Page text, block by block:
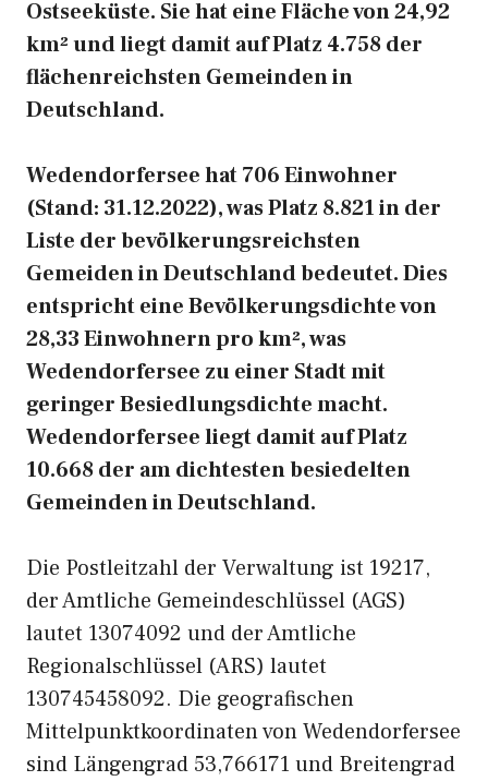
Ostseeküste. Sie hat eine Fläche von 24,92
km² und liegt damit auf Platz 4.758 der
flächenreichsten Gemeinden in
Deutschland.
Wedendorfersee hat 706 Einwohner
(Stand: 31.12.2022), was Platz 8.821 in der
Liste der bevölkerungsreichsten
Gemeiden in Deutschland bedeutet. Dies
entspricht eine Bevölkerungsdichte von
28,33 Einwohnern pro km², was
Wedendorfersee zu einer Stadt mit
geringer Besiedlungsdichte macht.
Wedendorfersee liegt damit auf Platz
10.668 der am dichtesten besiedelten
Gemeinden in Deutschland.
Die Postleitzahl der Verwaltung ist 19217,
der Amtliche Gemeindeschlüssel (AGS)
lautet 13074092 und der Amtliche
Regionalschlüssel (ARS) lautet
130745458092. Die geografischen
Mittelpunktkoordinaten von Wedendorfersee
sind Längengrad 53,766171 und Breitengrad